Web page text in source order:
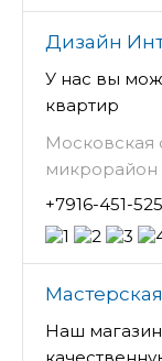
Дизайн
У нас вы
квартир
Московская
микрорайон
+7916-451-
Наш магазин